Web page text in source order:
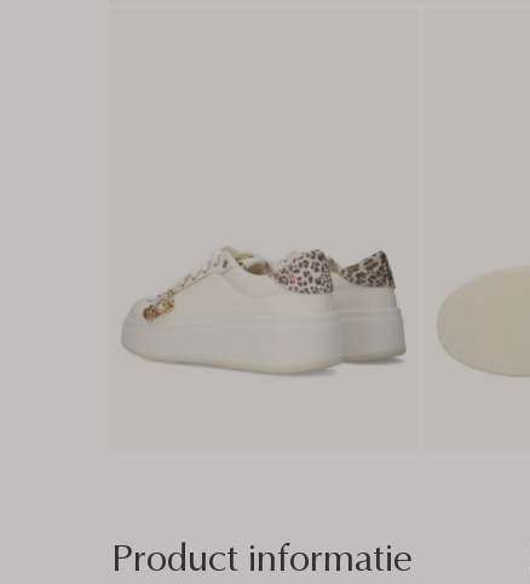
Product informatie